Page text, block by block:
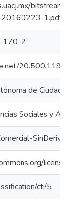
170-2
de Ciudad
Sociales y
cti/5